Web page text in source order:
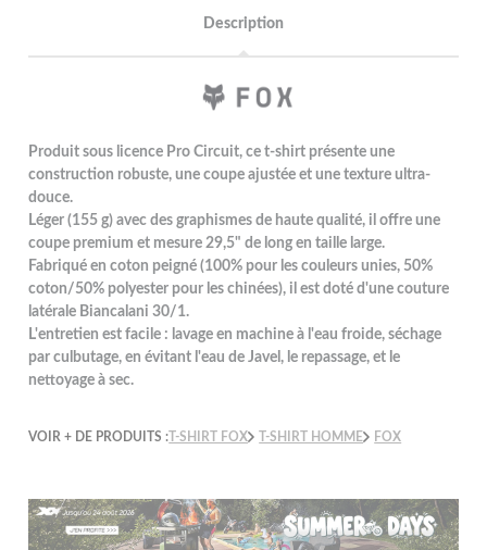
Description
Produit sous licence Pro Circuit, ce t-shirt présente une
construction robuste, une coupe ajustée et une texture ultra-
douce.
Léger (155 g) avec des graphismes de haute qualité, il offre une
coupe premium et mesure 29,5" de long en taille large.
Fabriqué en coton peigné (100% pour les couleurs unies, 50%
coton/50% polyester pour les chinées), il est doté d'une couture
latérale Biancalani 30/1.
L'entretien est facile : lavage en machine à l'eau froide, séchage
par culbutage, en évitant l'eau de Javel, le repassage, et le
nettoyage à sec.
VOIR + DE PRODUITS : T-SHIRT FOX T-SHIRT HOMME FOX